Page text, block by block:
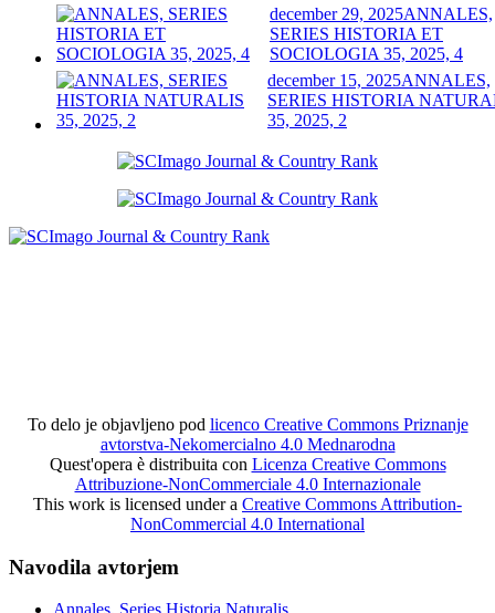
december 29, 2025ANNALES,
SERIES HISTORIA ET
SOCIOLOGIA 35, 2025, 4
december 15, 2025ANNALES,
SERIES HISTORIA
35, 2025, 2
To delo je objavljeno pod licenco Creative Commons Priznanje
avtorstva-Nekomercialno 4.0 Mednarodna
Quest'opera è distribuita con Licenza Creative Commons
Attribuzione-NonCommerciale 4.0 Internazionale
This work is licensed under a Creative Commons Attribution-
NonCommercial 4.0 International
Navodila avtorjem